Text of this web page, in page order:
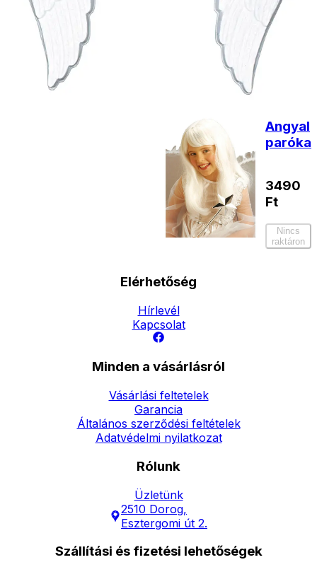
Tündérpálca
990
Nincs raktáron
Angyal
paróka
3490
Ft
Nincs
raktáron
Elérhetőség
Hírlevél
Kapcsolat
Minden a vásárlásról
Vásárlási feltetelek
Garancia
Általános szerződési feltételek
Adatvédelmi nyilatkozat
Rólunk
Üzletünk
2510 Dorog,
Esztergomi út 2.
Szállítási és fizetési lehetőségek